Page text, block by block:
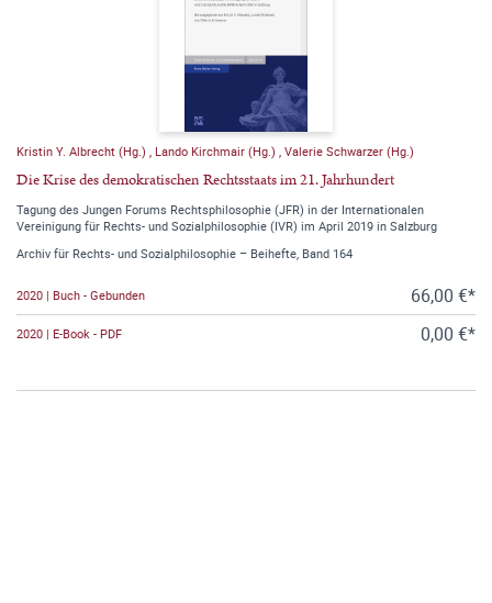
Kristin Y. Albrecht (Hg.) Lando Kirchmair (Hg.) Valerie Schwarzer (Hg.)
Die Krise des demokratischen Rechtsstaats im 21. Jahrhundert
Tagung des Jungen Forums Rechtsphilosophie (JFR) in der Internationalen
Vereinigung für Rechts- und Sozialphilosophie (IVR) im April 2019 in Salzburg
Archiv für Rechts- und Sozialphilosophie – Beihefte, Band 164
2020 | Buch - Gebunden 66,00 €*
2020 | E-Book - PDF 0,00 €*